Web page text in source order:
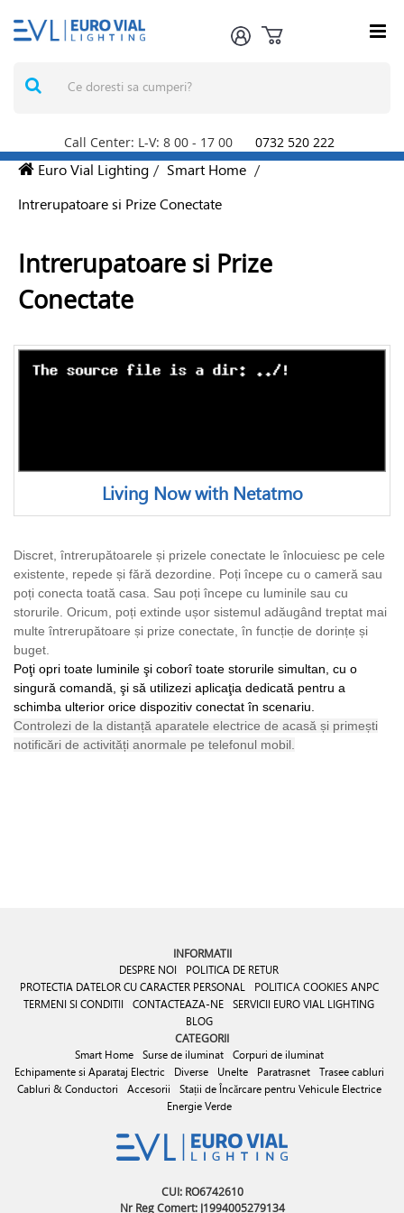
Call Center: L-V: 8 00 - 17 00 0732 520 222
Euro Vial Lighting / Smart Home /
Intrerupatoare si Prize Conectate
Intrerupatoare si Prize
Conectate
Living Now with Netatmo
Discret, întrerupătoarele și prizele conectate le înlocuiesc pe cele
existente, repede și fără dezordine. Poți începe cu o cameră sau
poți conecta toată casa. Sau poți începe cu luminile sau cu
storurile. Oricum, poți extinde ușor sistemul adăugând treptat mai
multe întrerupătoare și prize conectate, în funcție de dorințe și
buget.
Poţi opri toate luminile şi coborî toate storurile simultan, cu o
singură comandă, şi să utilizezi aplicaţia dedicată pentru a
schimba ulterior orice dispozitiv conectat în scenariu.
Controlezi de la distanță aparatele electrice de acasă și primești
notificări de activități anormale pe telefonul mobil.
INFORMATII
DESPRE NOI
POLITICA DE RETUR
PROTECTIA DATELOR CU CARACTER PERSONAL
POLITICA COOKIES ANPC
TERMENI SI CONDITII
CONTACTEAZA-NE SERVICII EURO VIAL LIGHTING
BLOG
CATEGORII
Smart Home Surse de iluminat
Corpuri de iluminat
Echipamente si Aparataj Electric
Diverse Unelte Paratrasnet
Trasee cabluri
Cabluri & Conductori
Accesorii
Stații de Încărcare pentru Vehicule Electrice
Energie Verde
CUI: RO6742610
Nr Reg Comert: J1994005279134